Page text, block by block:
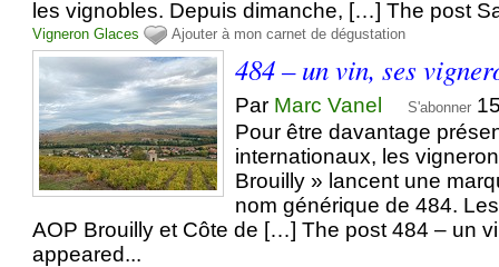
les vignobles. Depuis dimanche, […] The post
Vigneron Glaces Ajouter à mon carnet de dégustation
484 – un vin, ses
Par Marc Vanel S'abonner
Pour être davantage
internationaux, les
Brouilly » lancent une
nom générique de 484.
AOP Brouilly et Côte de […] The post 484 – un
appeared...